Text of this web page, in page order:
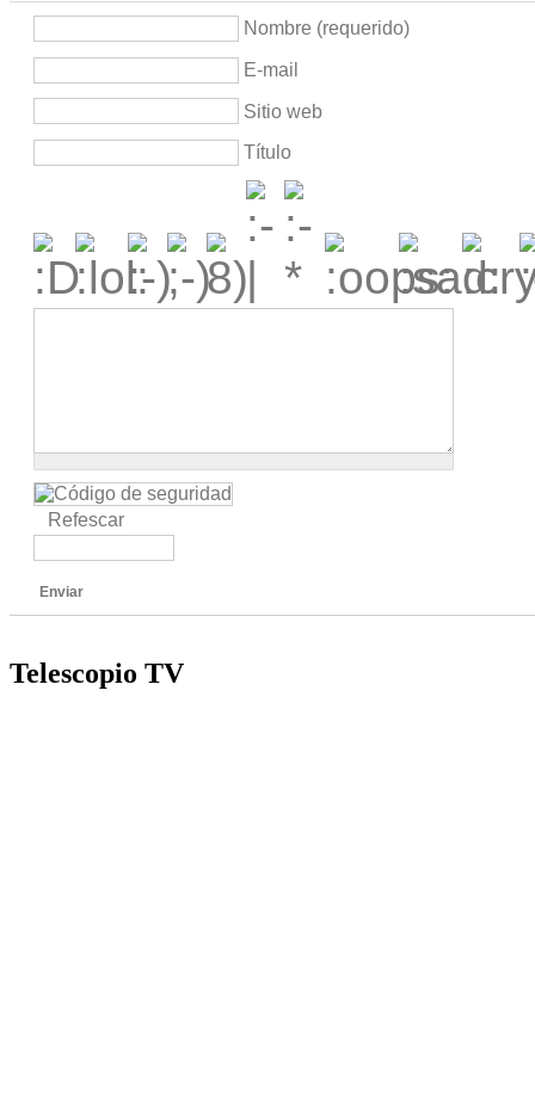
Nombre (requerido)
E-mail
Sitio web
Título
Refescar
Enviar
Telescopio TV